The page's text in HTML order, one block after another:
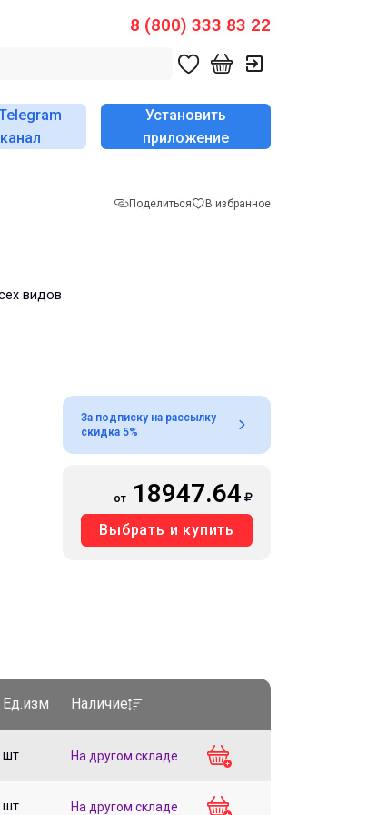
8 (800) 333 83 22
канал
Установить
приложение
Поделиться В избранное
видов
За подписку на рассылку
скидка 5%
от 18947.64
Выбрать и купить
Ед.изм Наличие
шт На другом складе
шт На другом складе